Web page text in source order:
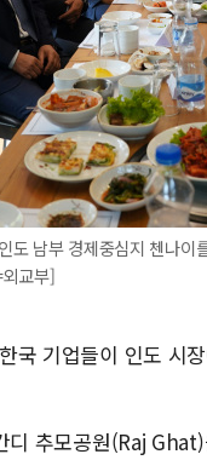
도 남부 경제중심지 첸나
교부]
국 기업들이 인도 시
디 추모공원(Raj